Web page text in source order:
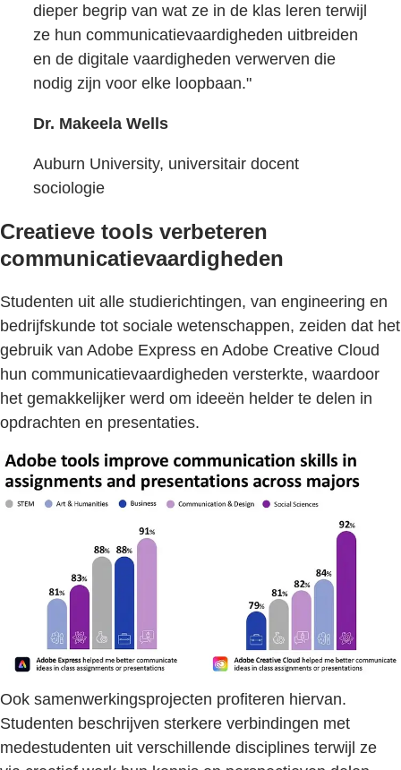
dieper begrip van wat ze in de klas leren terwijl
ze hun communicatievaardigheden uitbreiden
en de digitale vaardigheden verwerven die
nodig zijn voor elke loopbaan."
Dr. Makeela Wells
Auburn University, universitair docent
sociologie
Creatieve tools verbeteren
communicatievaardigheden
Studenten uit alle studierichtingen, van engineering en
bedrijfskunde tot sociale wetenschappen, zeiden dat het
gebruik van Adobe Express en Adobe Creative Cloud
hun communicatievaardigheden versterkte, waardoor
het gemakkelijker werd om ideeën helder te delen in
opdrachten en presentaties.
Ook samenwerkingsprojecten profiteren hiervan.
Studenten beschrijven sterkere verbindingen met
medestudenten uit verschillende disciplines terwijl ze